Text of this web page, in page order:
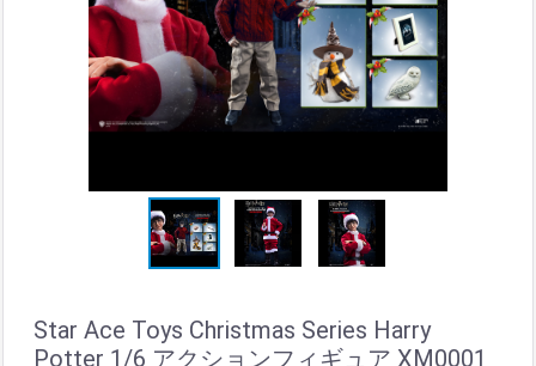
Star Ace Toys Christmas Series Harry
Potter 1/6 アクションフィギュア XM0001